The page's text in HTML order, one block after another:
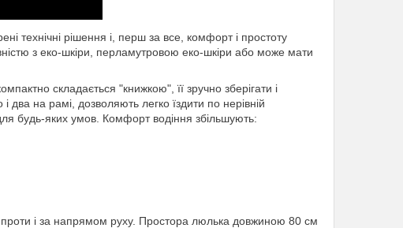
технічні рішення і, перш за все, комфорт і простоту
з еко-шкіри, перламутровою еко-шкіри або може мати
складається "книжкою", її зручно зберігати і
на рамі, дозволяють легко їздити по нерівній
будь-яких умов. Комфорт водіння збільшують:
і за напрямом руху. Простора люлька довжиною 80 см